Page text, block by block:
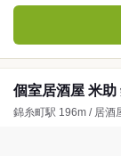
個室居酒屋 米助
錦糸町駅 196m / 居酒